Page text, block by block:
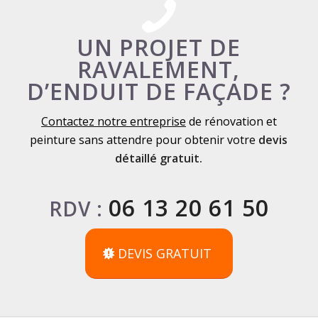
UN PROJET DE
RAVALEMENT,
D’ENDUIT DE FAÇADE ?
Contactez notre entreprise de rénovation et
peinture sans attendre pour obtenir votre devis
détaillé gratuit.
RDV : 06 13 20 61 50
DEVIS GRATUIT